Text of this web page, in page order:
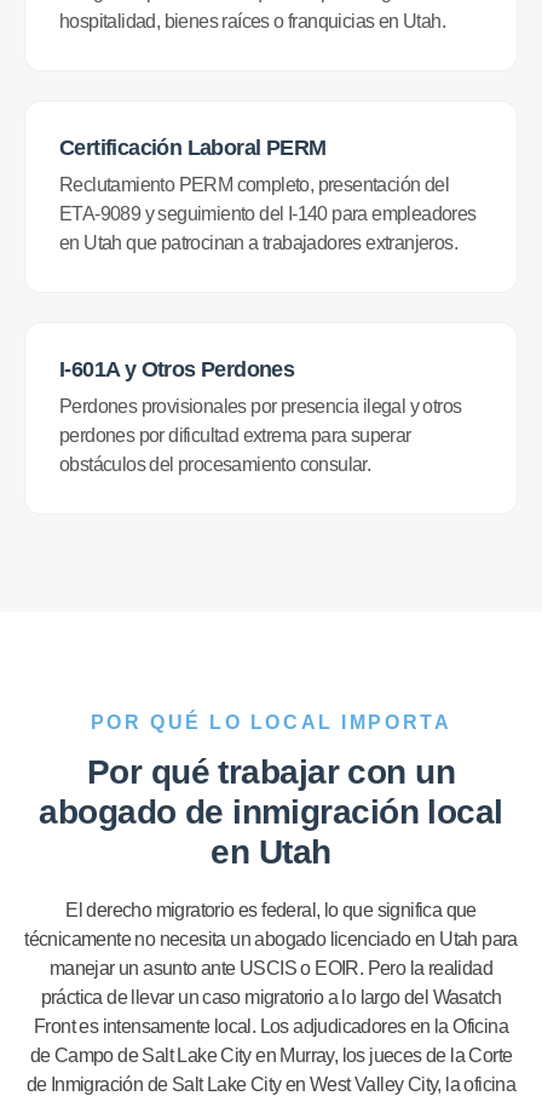
hospitalidad, bienes raíces o franquicias en Utah.
Certificación Laboral PERM
Reclutamiento PERM completo, presentación del
ETA-9089 y seguimiento del I-140 para empleadores
en Utah que patrocinan a trabajadores extranjeros.
I-601A y Otros Perdones
Perdones provisionales por presencia ilegal y otros
perdones por dificultad extrema para superar
obstáculos del procesamiento consular.
POR QUÉ LO LOCAL IMPORTA
Por qué trabajar con un
abogado de inmigración local
en Utah
El derecho migratorio es federal, lo que significa que
técnicamente no necesita un abogado licenciado en Utah para
manejar un asunto ante USCIS o EOIR. Pero la realidad
práctica de llevar un caso migratorio a lo largo del Wasatch
Front es intensamente local. Los adjudicadores en la Oficina
de Campo de Salt Lake City en Murray, los jueces de la Corte
de Inmigración de Salt Lake City en West Valley City, la oficina